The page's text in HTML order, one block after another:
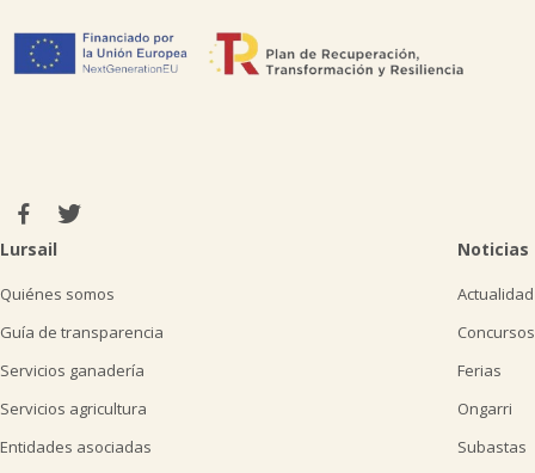
Lursail
Quiénes somos
Guía de transparencia
Servicios ganadería
Servicios agricultura
Entidades asociadas
Noticias
Actualidad
Concursos
Ferias
Ongarri
Subastas